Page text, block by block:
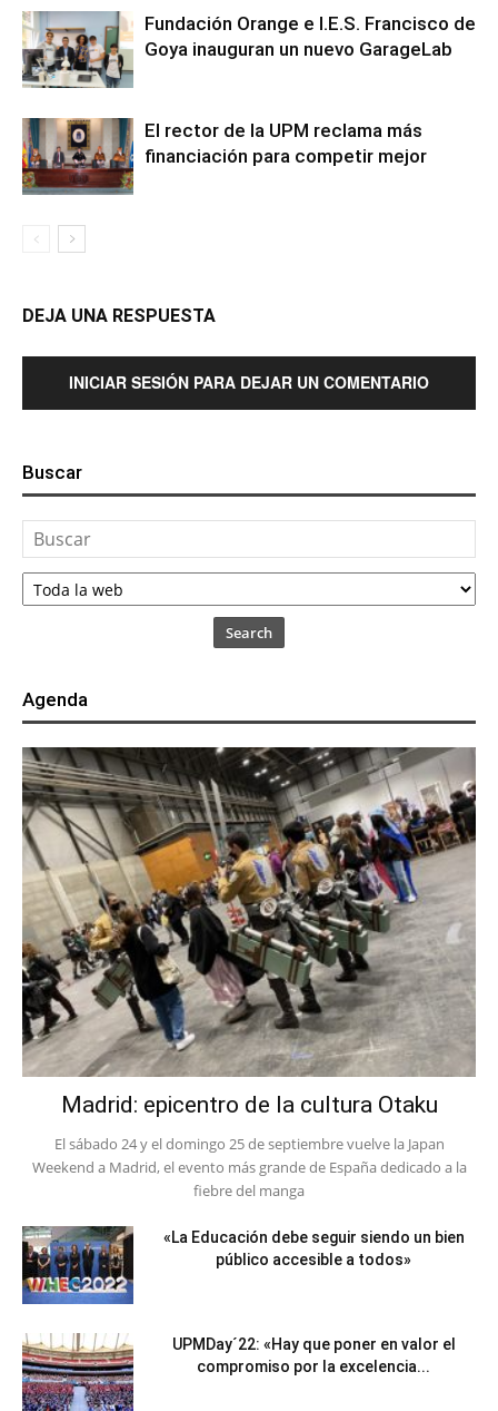
Fundación Orange e I.E.S. Francisco de
Goya inauguran un nuevo GarageLab
El rector de la UPM reclama más
financiación para competir mejor
DEJA UNA RESPUESTA
INICIAR SESIÓN PARA DEJAR UN COMENTARIO
Buscar
Search
Agenda
Madrid: epicentro de la cultura Otaku
El sábado 24 y el domingo 25 de septiembre vuelve la Japan
Weekend a Madrid, el evento más grande de España dedicado a la
fiebre del manga
«La Educación debe seguir siendo un bien
público accesible a todos»
UPMDay´22: «Hay que poner en valor el
compromiso por la excelencia...